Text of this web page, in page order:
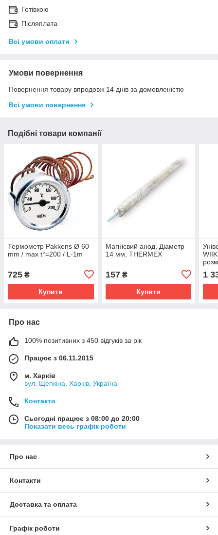
Готівкою
Післяплата
Всі умови оплати
Умови повернення
Повернення товару впродовж 14 днів за домовленістю
Всі умови повернення
Подібні товари компанії
Термометр Pakkens Ø 60
mm / max t°=200 / L-1m
725 ₴
Купити
Магнієвий анод, Діаметр
14 мм, THERMEX
157₴
Купити
1
Про нас
100% позитивних з 450 відгуків за рік
Працює з 06.11.2015
м. Харків
вул. Щепкіна, Харків, Україна
Контакти
Сьогодні працює з 08:00 до 20:00
Показати весь графік роботи
Про нас
Контакти
Доставка та оплата
Графік роботи